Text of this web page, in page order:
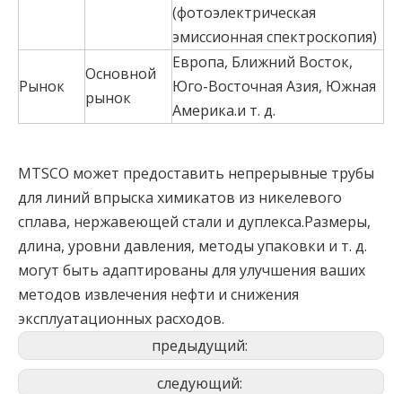
(фотоэлектрическая
эмиссионная спектроскопия)
Рынок
Основной
рынок
Европа, Ближний Восток,
Юго-Восточная Азия, Южная
Америка.и т. д.
MTSCO может предоставить непрерывные трубы
для линий впрыска химикатов из никелевого
сплава, нержавеющей стали и дуплекса.Размеры,
длина, уровни давления, методы упаковки и т. д.
могут быть адаптированы для улучшения ваших
методов извлечения нефти и снижения
эксплуатационных расходов.
предыдущий:
следующий: